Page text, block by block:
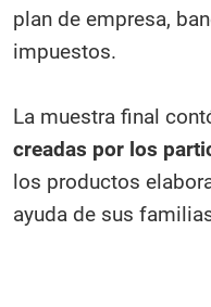
plan de empresa,
impuestos.
La muestra final
creadas por los
los productos
ayuda de sus